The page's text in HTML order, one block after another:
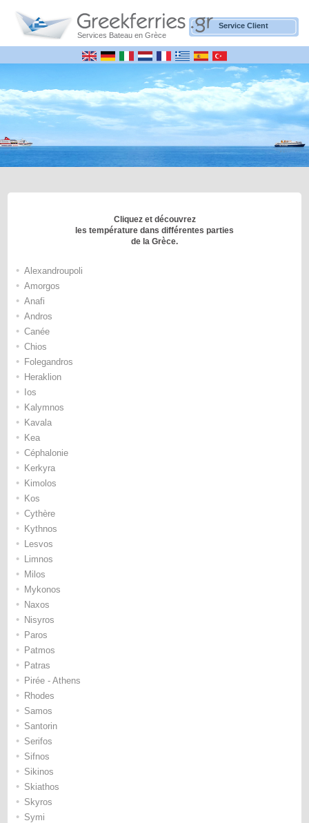
Services Bateau en Grèce
Service Client
Cliquez et découvrez
les température dans différentes parties
de la Grèce.
• Alexandroupoli
• Amorgos
• Anafi
• Andros
• Canée
• Chios
• Folegandros
• Heraklion
• Ios
• Kalymnos
• Kavala
• Kea
• Céphalonie
• Kerkyra
• Kimolos
• Kos
• Cythère
• Kythnos
• Lesvos
• Limnos
• Milos
• Mykonos
• Naxos
• Nisyros
• Paros
• Patmos
• Patras
• Pirée - Athens
• Rhodes
• Samos
• Santorin
• Serifos
• Sifnos
• Sikinos
• Skiathos
• Skyros
• Symi